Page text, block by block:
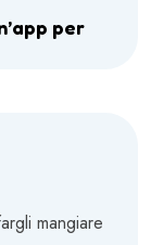
per
mangiare